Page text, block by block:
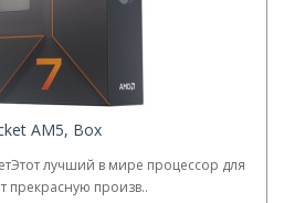
AM5, Box
лучший в мире процессор для
прекрасную произв..